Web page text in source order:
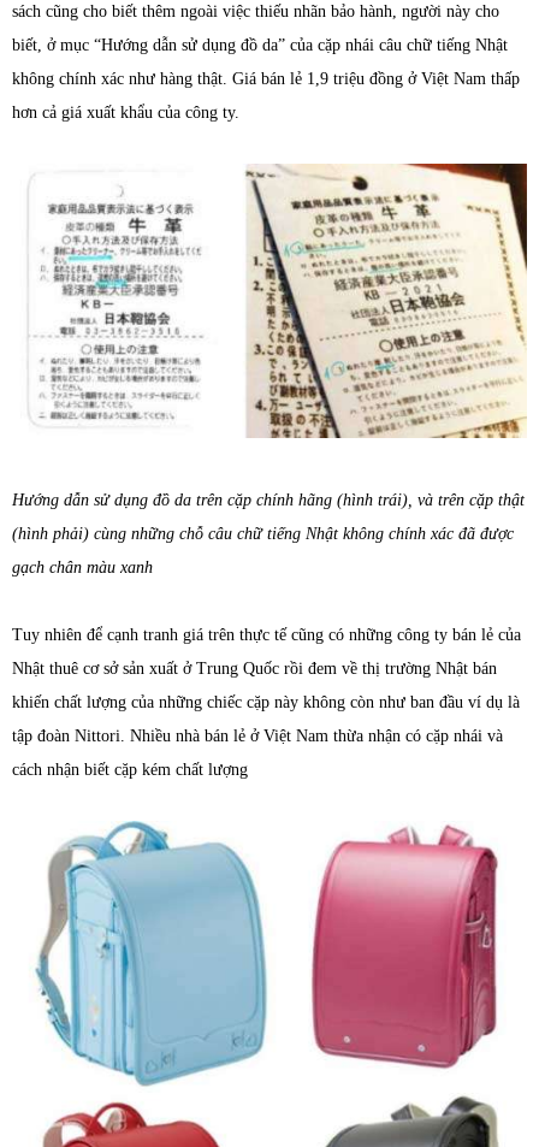
sách cũng cho biết thêm ngoài việc thiếu nhãn bảo hành, người này cho
biết, ở mục “Hướng dẫn sử dụng đồ da” của cặp nhái câu chữ tiếng Nhật
không chính xác như hàng thật. Giá bán lẻ 1,9 triệu đồng ở Việt Nam thấp
hơn cả giá xuất khẩu của công ty.
Hướng dẫn sử dụng đồ da trên cặp chính hãng (hình trái), và trên cặp thật
(hình phải) cùng những chỗ câu chữ tiếng Nhật không chính xác đã được
gạch chân màu xanh
Tuy nhiên để cạnh tranh giá trên thực tế cũng có những công ty bán lẻ của
Nhật thuê cơ sở sản xuất ở Trung Quốc rồi đem về thị trường Nhật bán
khiến chất lượng của những chiếc cặp này không còn như ban đầu ví dụ là
tập đoàn Nittori. Nhiều nhà bán lẻ ở Việt Nam thừa nhận có cặp nhái và
cách nhận biết cặp kém chất lượng